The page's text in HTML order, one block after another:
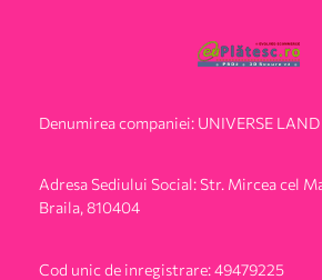
Denumirea companiei: UNIVERSE LAND
Adresa Sediului Social: Str. Mircea cel
Braila, 810404
Cod unic de inregistrare: 49479225